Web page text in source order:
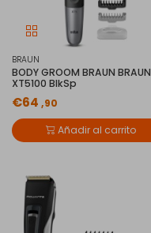
BRAUN
BODY GROOM BRAUN BRAUN
XT5100 BlkSp
€64 ,90
Añadir al carrito